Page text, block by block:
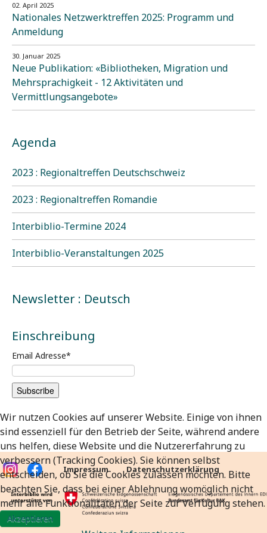
02. April 2025
Nationales Netzwerktreffen 2025: Programm und
Anmeldung
30. Januar 2025
Neue Publikation: «Bibliotheken, Migration und
Mehrsprachigkeit - 12 Aktivitäten und
Vermittlungsangebote»
Agenda
2023 : Regionaltreffen Deutschschweiz
2023 : Regionaltreffen Romandie
Interbiblio-Termine 2024
Interbiblio-Veranstaltungen 2025
Newsletter : Deutsch
Einschreibung
Email Adresse*
Impressum Datenschutzerklärung
Wir nutzen Cookies auf unserer Website. Einige von ihnen
sind essenziell für den Betrieb der Seite, während andere
uns helfen, diese Website und die Nutzererfahrung zu
verbessern (Tracking Cookies). Sie können selbst
entscheiden, ob Sie die Cookies zulassen möchten. Bitte
beachten Sie, dass bei einer Ablehnung womöglich nicht
mehr alle Funktionalitäten der Seite zur Verfügung stehen.
Akzeptieren